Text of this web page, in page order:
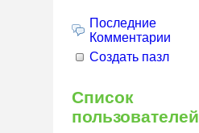
Последние
Комментарии
Создать пазл
Список
пользователей